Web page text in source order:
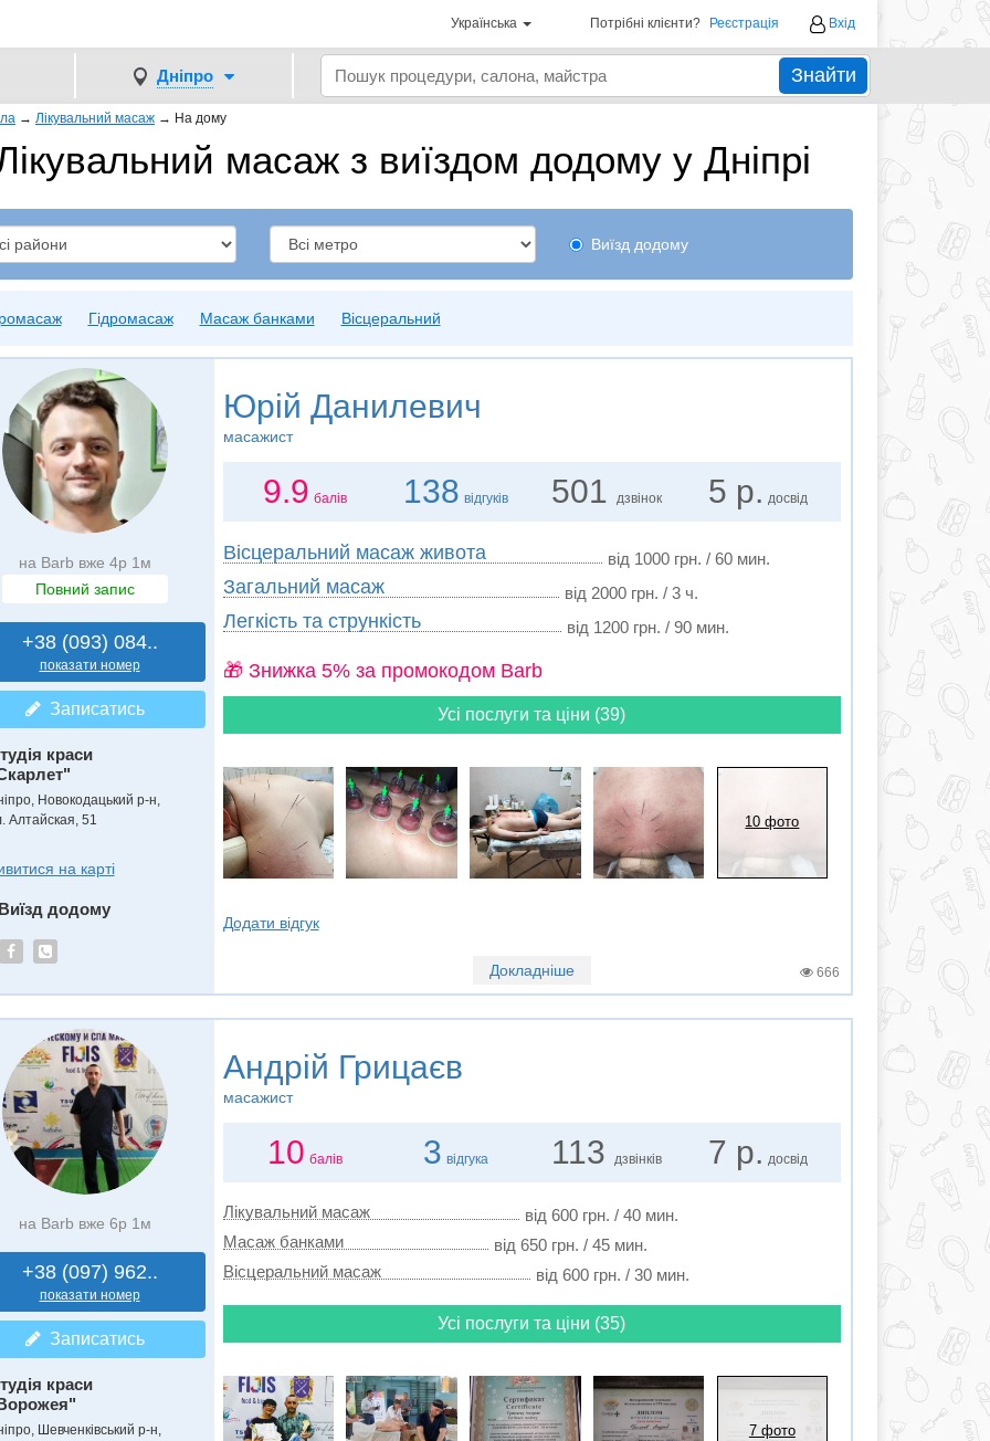
Українська Потрібні клієнти? Реєстрація Вхід
Дніпро Знайти
→ Лікувальний масаж → На дому
масаж з виїздом додому у Дніпрі
Виїзд додому
Гідромасаж Масаж банками Вісцеральний
на Barb вже 4р 1м
Повний запис
+38 (093) 084..
показати номер
Записатись
краси
Новокодацький р-н,
Алтайская, 51
на карті
додому
Юрій Данилевич
масажист
9.9 балів 138 відгуків 501 дзвінок 5 р. досвід
Вісцеральний масаж живота від 1000 грн. / 60 мин.
Загальний масаж від 2000 грн. / 3 ч.
Легкість та стрункість від 1200 грн. / 90 мин.
🎁 Знижка 5% за промокодом Barb
Усі послуги та ціни (39)
10 фото
Додати відгук
Докладніше 666
на Barb вже 6р 1м
+38 (097) 962..
показати номер
Записатись
краси
Шевченківський р-н,
Андрій Грицаєв
масажист
10 балів 3 відгука 113 дзвінків 7 р. досвід
Лікувальний масаж
від 600 грн. / 40 мин.
Масаж банками
від 650 грн. / 45 мин.
Вісцеральний масаж
від 600 грн. / 30 мин.
Усі послуги та ціни (35)
7 фото